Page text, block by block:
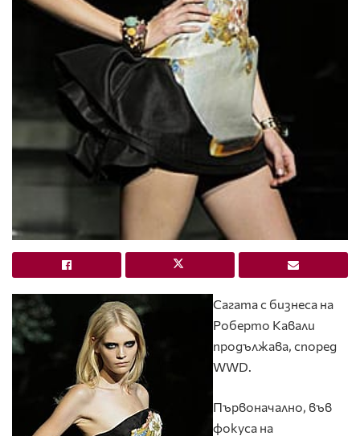
Сагата с бизнеса на
Роберто Кавали
продължава, според
WWD.
Първоначално, във
фокуса на